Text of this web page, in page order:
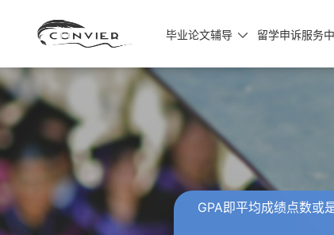
毕业论文辅导  留学申诉服务
GPA即平均成绩点数或